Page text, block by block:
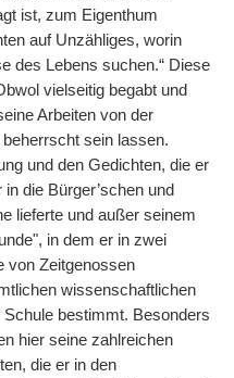
ist, zum Eigenthum
auf Unzähliges, worin
des Lebens suchen.“ Diese
vielseitig begabt und
Arbeiten von der
sein lassen.
und den Gedichten, die er
die Bürger’schen und
lieferte und außer seinem
in dem er in zwei
von Zeitgenossen
wissenschaftlichen
bestimmt. Besonders
hier seine zahlreichen
die er in den